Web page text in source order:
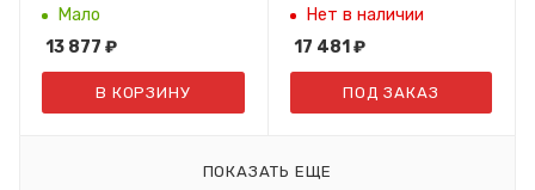
c7065/c7055/c9060/c9065/c9070/c9075
(FM3-9948 / FM3-9948-
000000)
Мало
13 877 ₽
В КОРЗИНУ
67901/B5L36-
67902/RM2-0080)
(Восст.) ELP
Нет в наличии
17 481 ₽
ПОД ЗАКАЗ
ПОКАЗАТЬ ЕЩЕ